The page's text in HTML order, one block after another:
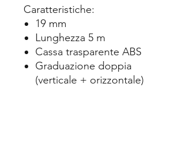
Caratteristiche:
19 mm
Lunghezza 5 m
Cassa trasparente ABS
Graduazione doppia
(verticale + orizzontale)